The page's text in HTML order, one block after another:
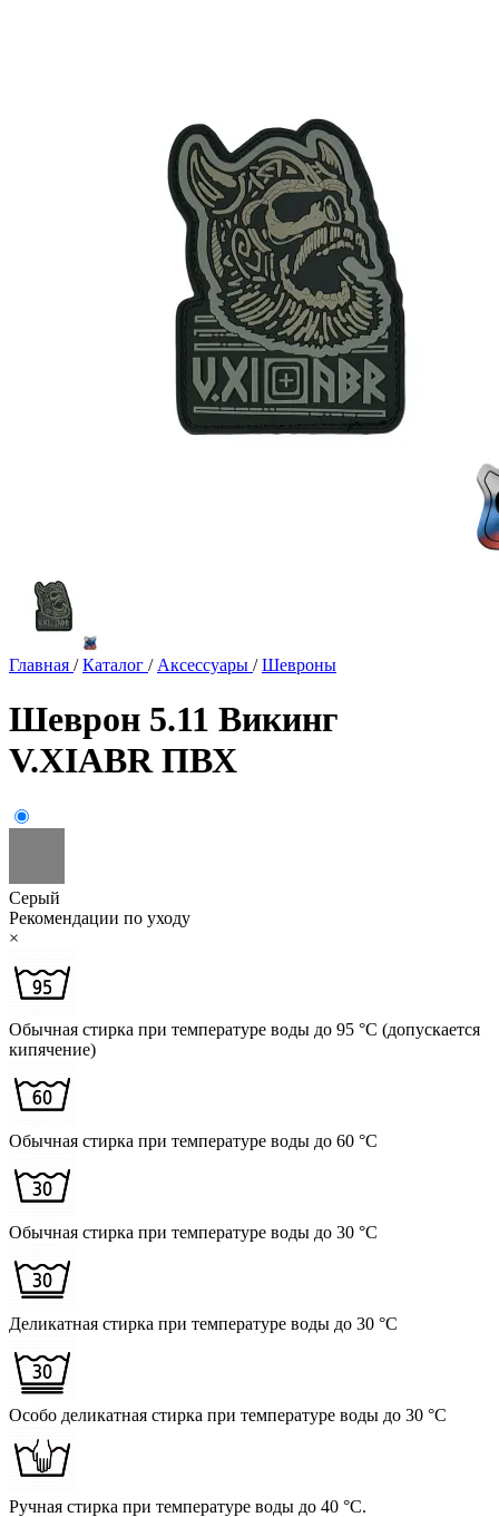
Главная / Каталог / Аксессуары / Шевроны
Шеврон 5.11 Викинг
V.XIABR ПВХ
Серый
Рекомендации по уходу
×
Обычная стирка при температуре воды до 95 °C (допускается
кипячение)
Обычная стирка при температуре воды до 60 °C
Обычная стирка при температуре воды до 30 °C
Деликатная стирка при температуре воды до 30 °C
Особо деликатная стирка при температуре воды до 30 °C
Ручная стирка при температуре воды до 40 °C.